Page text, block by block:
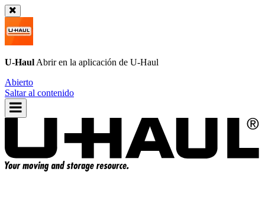
U-Haul Abrir en la aplicación de U-Haul
Abierto
Saltar al contenido